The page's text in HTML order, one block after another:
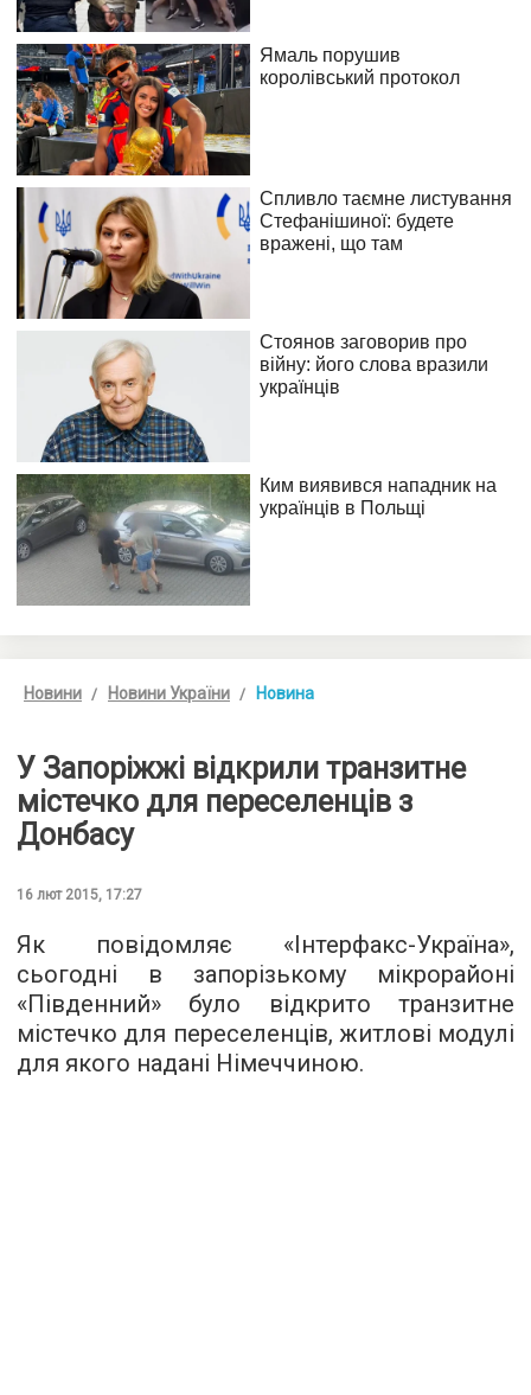
Новини Новини України Новина
У Запоріжжі відкрили транзитне
містечко для переселенців з
Донбасу
16 лют 2015, 17:27
Як повідомляє «Інтерфакс-Україна»,
сьогодні в запорізькому мікрорайоні
«Південний» було відкрито транзитне
містечко для переселенців, житлові модулі
для якого надані Німеччиною.